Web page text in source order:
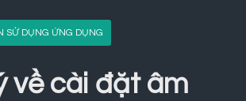
SỬ DỤNG ỨNG DỤNG
về cài đặt âm